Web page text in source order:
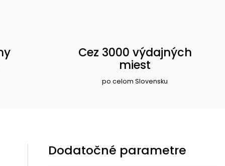
Cez 3000 výdajných
miest
po celom Slovensku
Dodatočné parametre